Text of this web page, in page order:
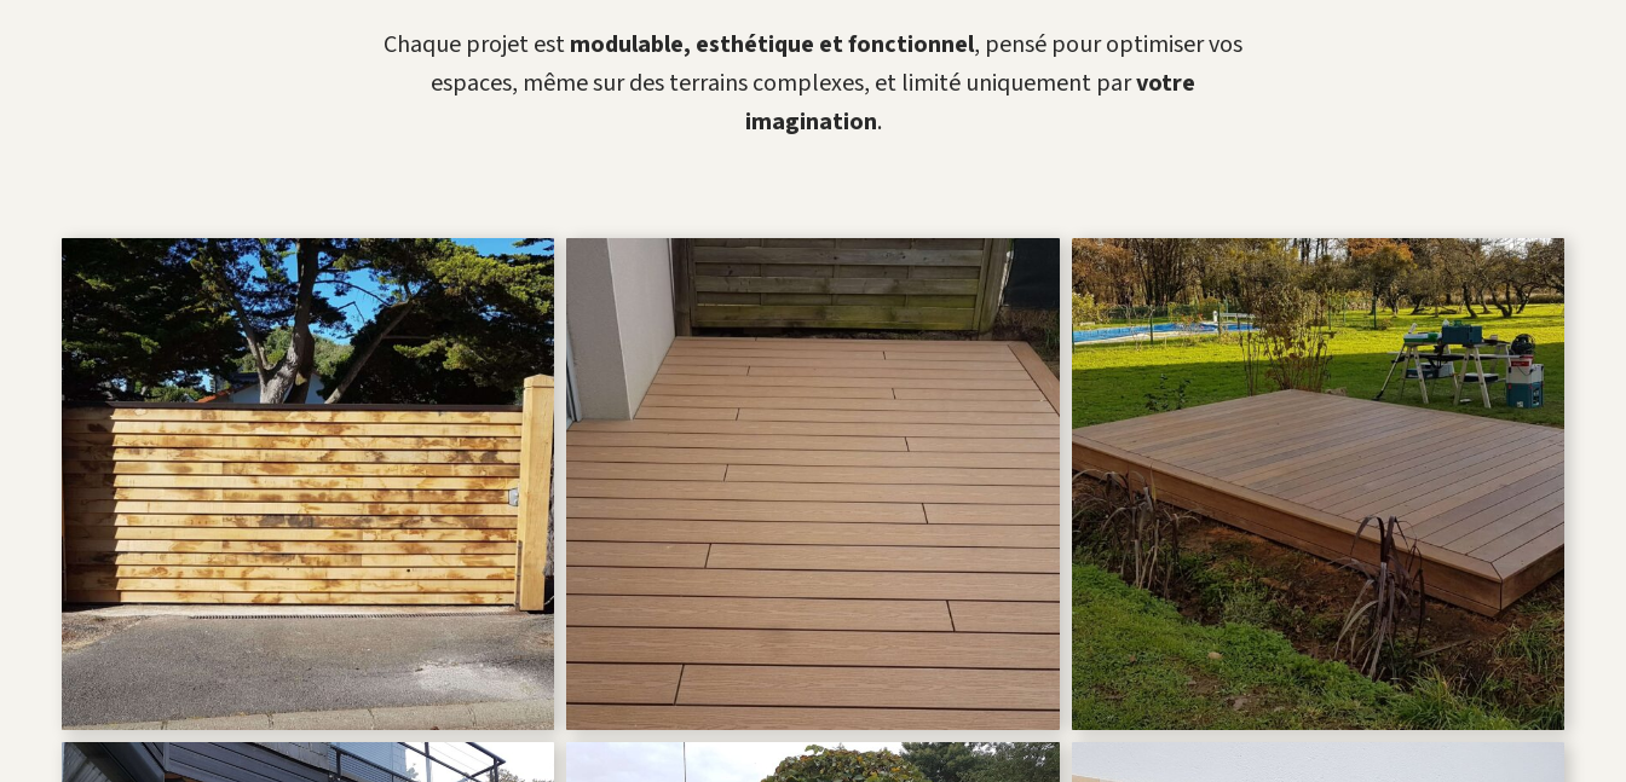
Chaque projet estmodulable, esthétique et fonctionnel, pensé pour optimiser vos
espaces, même sur des terrains complexes, et limité uniquement parvotre
imagination.